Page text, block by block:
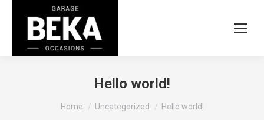
Hello world!
Je bent hier:
Home Uncategorized Hello world!